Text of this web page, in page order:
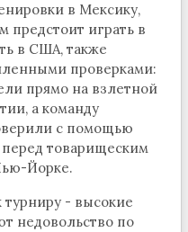
в Мексику,
предстоит играть в
в США, также
проверками:
прямо на взлетной
а команду
с помощью
перед товарищеским
Йорке.
- высокие
недовольство по